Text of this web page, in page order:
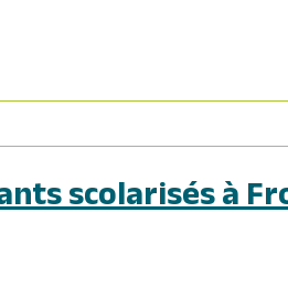
scolarisés à